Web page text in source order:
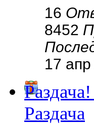
16
8452
17
Раздача